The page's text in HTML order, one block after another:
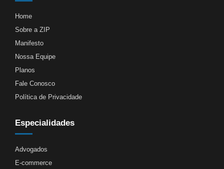
Home
Sobre a ZIP
Manifesto
Nossa Equipe
Planos
Fale Conosco
Política de Privacidade
Especialidades
Advogados
E-commerce